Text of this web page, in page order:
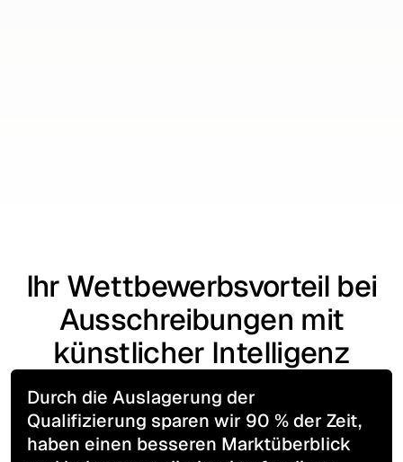
Ihr Wettbewerbsvorteil bei
Ausschreibungen mit
künstlicher Intelligenz
Durch die Auslagerung der
Qualifizierung sparen wir 90 % der Zeit,
haben einen besseren Marktüberblick